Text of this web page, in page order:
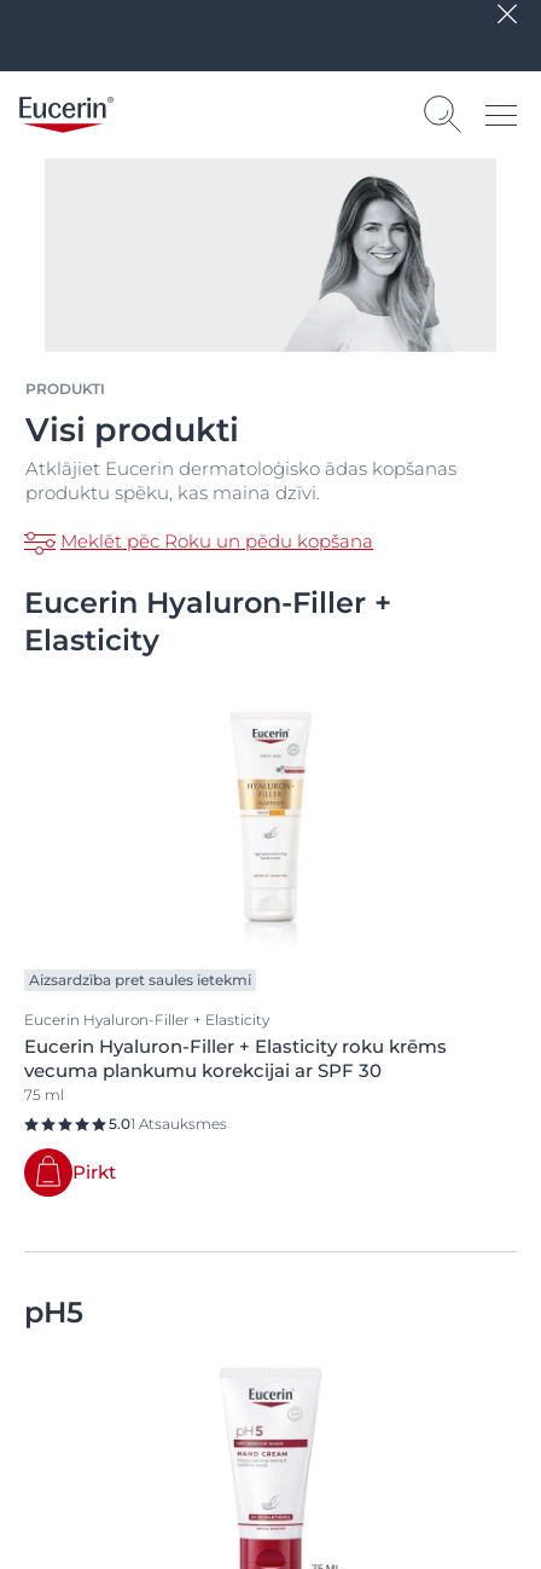
PRODUKTI
Visi produkti
Atklājiet Eucerin dermatoloģisko ādas kopšanas
produktu spēku, kas maina dzīvi.
Meklēt pēc Roku un pēdu kopšana
Eucerin Hyaluron-Filler +
Elasticity
Aizsardzība pret saules ietekmi
Eucerin Hyaluron-Filler + Elasticity
Eucerin Hyaluron-Filler + Elasticity roku krēms
vecuma plankumu korekcijai ar SPF 30
75 ml
5.01 Atsauksmes
Pirkt
pH5